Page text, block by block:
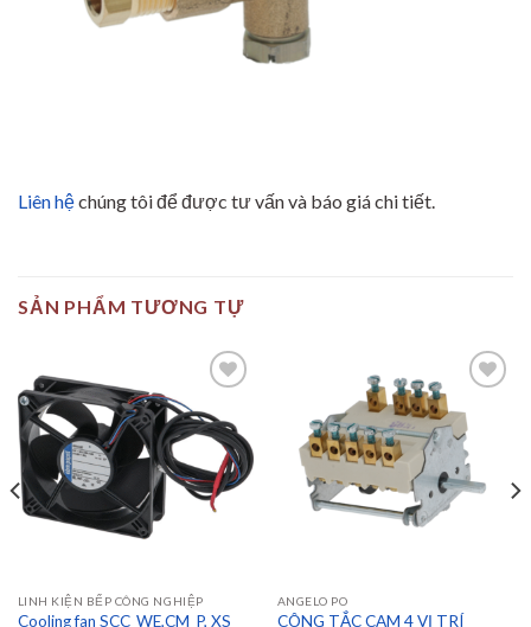
Liên hệchúng tôi để được tư vấn và báo giá chi tiết.
SẢN PHẨM TƯƠNG TỰ
Add to
wishlist
LINH KIỆN BẾP CÔNG NGHIỆP
Cooling fan SCC_WE,CM_P, XS
Add to
wishlist
ANGELO PO
CÔNG TẮC CAM 4 VỊ TRÍ